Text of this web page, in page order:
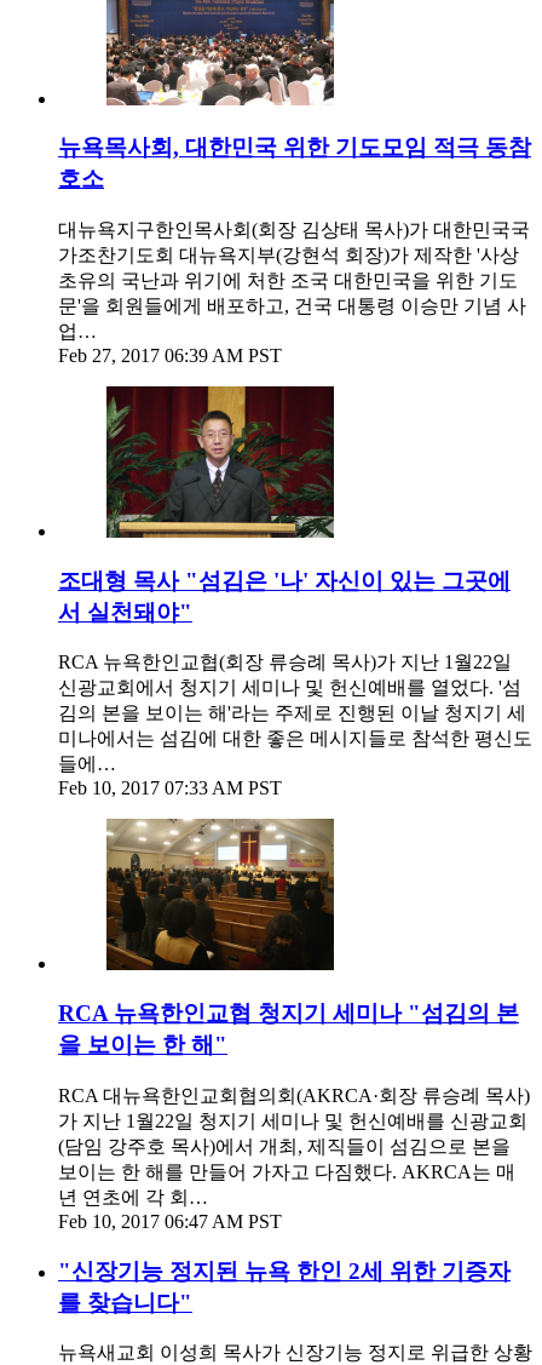
뉴욕목사회, 대한민국 위한 기도모임 적극 동참
호소
대뉴욕지구한인목사회(회장 김상태 목사)가 대한민국국
가조찬기도회 대뉴욕지부(강현석 회장)가 제작한 '사상
초유의 국난과 위기에 처한 조국 대한민국을 위한 기도
문'을 회원들에게 배포하고, 건국 대통령 이승만 기념 사
업…
Feb 27, 2017 06:39 AM PST
조대형 목사 "섬김은 '나' 자신이 있는 그곳에
서 실천돼야"
RCA 뉴욕한인교협(회장 류승례 목사)가 지난 1월22일
신광교회에서 청지기 세미나 및 헌신예배를 열었다. '섬
김의 본을 보이는 해'라는 주제로 진행된 이날 청지기 세
미나에서는 섬김에 대한 좋은 메시지들로 참석한 평신도
들에…
Feb 10, 2017 07:33 AM PST
RCA 뉴욕한인교협 청지기 세미나 "섬김의 본
을 보이는 한 해"
RCA 대뉴욕한인교회협의회(AKRCA·회장 류승례 목사)
가 지난 1월22일 청지기 세미나 및 헌신예배를 신광교회
(담임 강주호 목사)에서 개최, 제직들이 섬김으로 본을
보이는 한 해를 만들어 가자고 다짐했다. AKRCA는 매
년 연초에 각 회…
Feb 10, 2017 06:47 AM PST
"신장기능 정지된 뉴욕 한인 2세 위한 기증자
를 찾습니다"
뉴욕새교회 이성희 목사가 신장기능 정지로 위급한 상황